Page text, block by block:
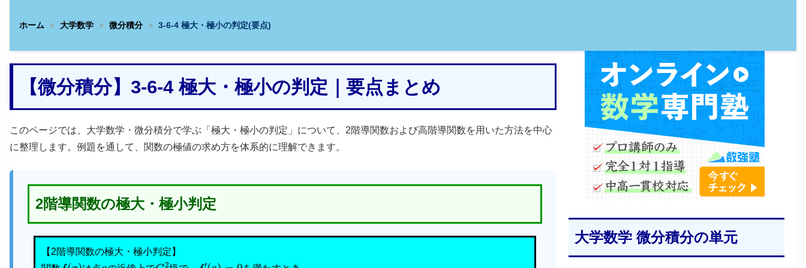
ホーム 大学数学 微分積分 3-6-4 極大・極小の判定(要点)
【微分積分】3-6-4 極大・極小の判定｜要点まとめ
このページでは、大学数学・微分積分で学ぶ「極大・極小の判定」について、2階導関数および高階導関数を用いた方法を中心
に整理します。例題を通して、関数の極値の求め方を体系的に理解できます。
2階導関数の極大・極小判定
【2階導関数の極大・極小判定】
(x C2 ′(a =
大学数学 微分積分の単元